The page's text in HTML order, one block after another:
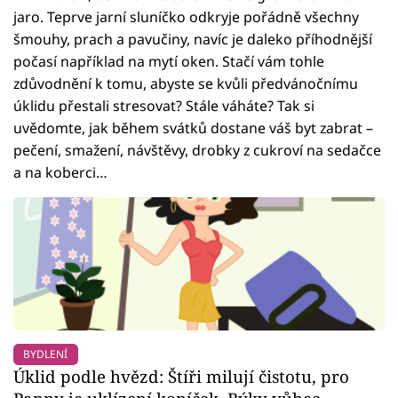
jaro. Teprve jarní sluníčko odkryje pořádně všechny
šmouhy, prach a pavučiny, navíc je daleko příhodnější
počasí například na mytí oken. Stačí vám tohle
zdůvodnění k tomu, abyste se kvůli předvánočnímu
úklidu přestali stresovat? Stále váháte? Tak si
uvědomte, jak během svátků dostane váš byt zabrat –
pečení, smažení, návštěvy, drobky z cukroví na sedačce
a na koberci…
BYDLENÍ
Úklid podle hvězd: Štíři milují čistotu, pro